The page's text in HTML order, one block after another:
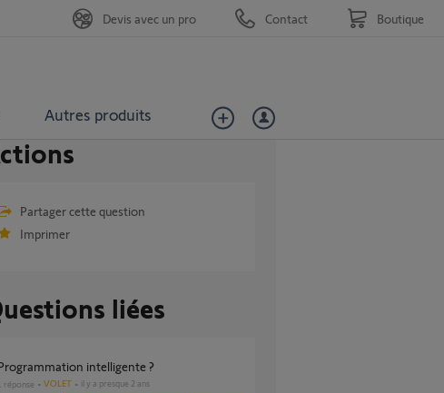
Autres produits
Devis avec un pro Contact Boutique
Partager cette question
Imprimer
liées
Programmation intelligente ?
réponse VOLET il y a presque 2 ans